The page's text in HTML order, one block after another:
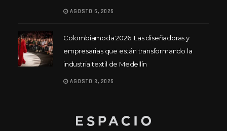
AGOSTO 6, 2026
Colombiamoda 2026: Las diseñadoras y
empresarias que están transformando la
industria textil de Medellín
AGOSTO 3, 2026